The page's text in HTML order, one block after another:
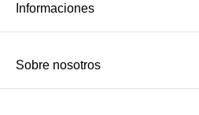
Informaciones
Sobre nosotros